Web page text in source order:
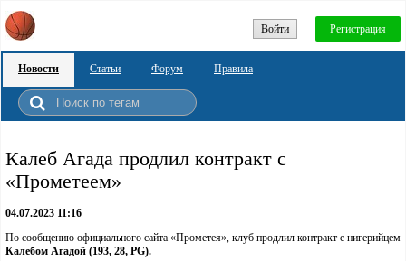
Войти Регистрация
Новости Статьи Форум Правила
Калеб Агада продлил контракт с
«Прометеем»
04.07.2023 11:16
По сообщению официального сайта «Прометея», клуб продлил контракт с нигерийцем
Калебом Агадой (193, 28, PG).